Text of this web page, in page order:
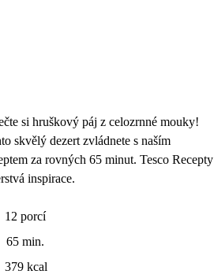
si hruškový páj z celozrnné mouky!
skvělý dezert zvládnete s naším
za rovných 65 minut. Tesco Recepty
inspirace.
12 porcí
65 min.
379 kcal